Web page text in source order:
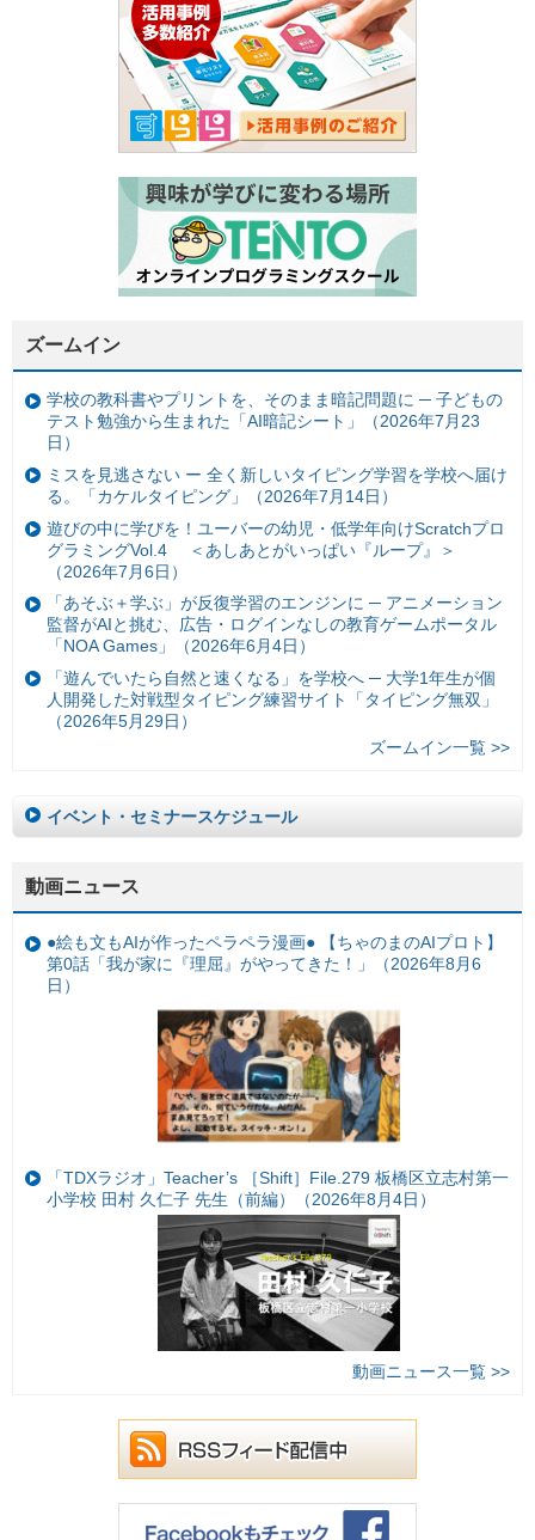
ズームイン
学校の教科書やプリントを、そのまま暗記問題に ─ 子どもの
テスト勉強から生まれた「AI暗記シート」（2026年7月23
日）
ミスを見逃さない ー 全く新しいタイピング学習を学校へ届け
る。「カケルタイピング」（2026年7月14日）
遊びの中に学びを！ユーバーの幼児・低学年向けScratchプロ
グラミングVol.4 ＜あしあとがいっぱい『ループ』＞
（2026年7月6日）
「あそぶ＋学ぶ」が反復学習のエンジンに ─ アニメーション
監督がAIと挑む、広告・ログインなしの教育ゲームポータル
「NOA Games」（2026年6月4日）
「遊んでいたら自然と速くなる」を学校へ ─ 大学1年生が個
人開発した対戦型タイピング練習サイト「タイピング無双」
（2026年5月29日）
ズームイン一覧 >>
イベント・セミナースケジュール
動画ニュース
●絵も文もAIが作ったペラペラ漫画● 【ちゃのまのAIプロト】
第0話「我が家に『理屈』がやってきた！」（2026年8月6
日）
「TDXラジオ」Teacher’s ［Shift］File.279 板橋区立志村第一
小学校 田村 久仁子 先生（前編）（2026年8月4日）
動画ニュース一覧 >>